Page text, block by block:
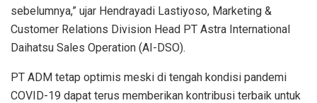
sebelumnya,” ujar Hendrayadi Lastiyoso, Marketing &
Customer Relations Division Head PT Astra International
Daihatsu Sales Operation (AI-DSO).
PT ADM tetap optimis meski di tengah kondisi pandemi
COVID-19 dapat terus memberikan kontribusi terbaik untuk